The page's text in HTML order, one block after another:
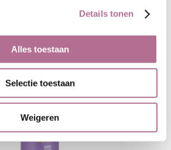
Details tonen
Alles toestaan
Selectie toestaan
Weigeren